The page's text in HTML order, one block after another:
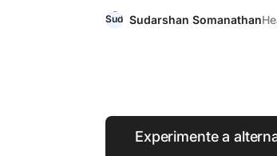
Sudarshan Somanathan
Experimente a